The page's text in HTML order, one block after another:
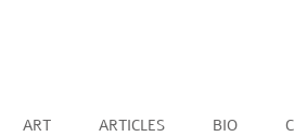
ART ARTICLES BIO